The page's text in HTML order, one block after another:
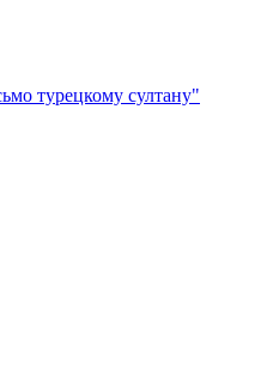
турецкому султану"